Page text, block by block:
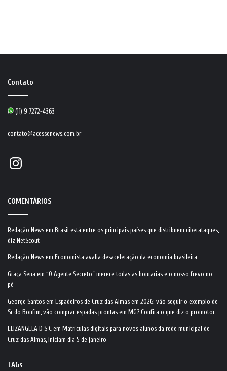
Contato
(11) 9 7272-4363
contato@acessenews.com.br
Instagram
COMENTÁRIOS
Redação News em Brasil está entre os principais países que distribuem ciberataques,
diz NetScout
Redação News em Economista avalia desaceleração da economia brasileira
Graça Sena em “O Agente Secreto” merece todas as honrarias e o nosso frevo no
pé
George Santos em Espadeiros de Cruz das Almas em 2026: vão seguir o exemplo de
Sr do Bonfim, vão comprar espadas prontas em MG? Confira o que diz o promotor
ELIZANGELA D S C em Matrículas digitais para novos alunos da rede municipal de
Cruz das Almas, iniciam dia 5 de janeiro
TAGs